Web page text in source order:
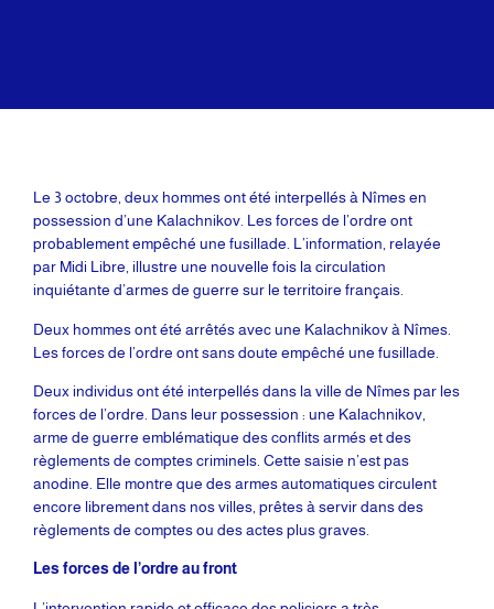
Le 3 octobre, deux hommes ont été interpellés à Nîmes en
possession d’une Kalachnikov. Les forces de l’ordre ont
probablement empêché une fusillade. L’information, relayée
par Midi Libre, illustre une nouvelle fois la circulation
inquiétante d’armes de guerre sur le territoire français.
Deux hommes ont été arrêtés avec une Kalachnikov à Nîmes.
Les forces de l’ordre ont sans doute empêché une fusillade.
Deux individus ont été interpellés dans la ville de Nîmes par les
forces de l’ordre. Dans leur possession : une Kalachnikov,
arme de guerre emblématique des conflits armés et des
règlements de comptes criminels. Cette saisie n’est pas
anodine. Elle montre que des armes automatiques circulent
encore librement dans nos villes, prêtes à servir dans des
règlements de comptes ou des actes plus graves.
Les forces de l’ordre au front